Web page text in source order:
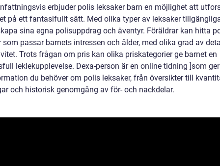
erbjuder polis leksaker barn en möjlighet att
på ett fantasifullt sätt. Med olika typer av leksaker
sina egna polisuppdrag och äventyr. Föräldrar kan hitta
som passar barnets intressen och ålder, med olika grad av
Trots frågan om pris kan olika priskategorier ge barnet en
leklekupplevelse. Dexa-person är en online tidning ]som
du behöver om polis leksaker, från översikter till
och historisk genomgång av för- och nackdelar.